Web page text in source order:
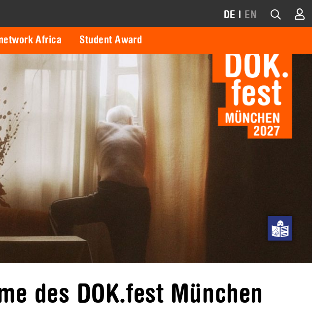
Africa Student Award
DE | EN
des DOK.fest München